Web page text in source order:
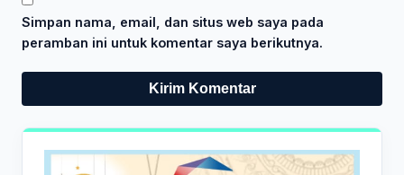
Simpan nama, email, dan situs web saya pada
peramban ini untuk komentar saya berikutnya.